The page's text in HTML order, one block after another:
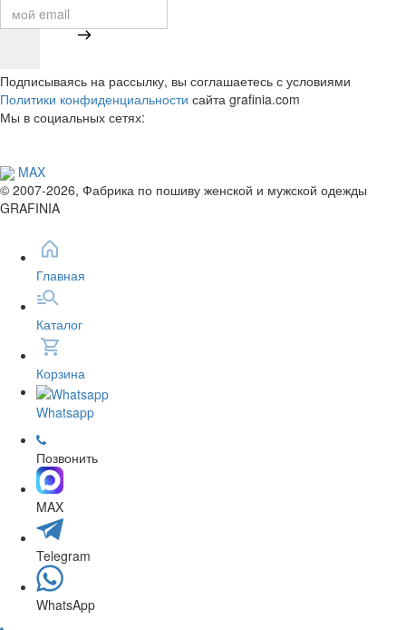
Подписываясь на рассылку, вы соглашаетесь с условиями
Политики конфиденциальности сайта grafinia.com
Мы в социальных сетях:
MAX
© 2007-2026, Фабрика по пошиву женской и мужской одежды
GRAFINIA
Главная
Каталог
Корзина
Whatsapp
Позвонить
MAX
Telegram
WhatsApp